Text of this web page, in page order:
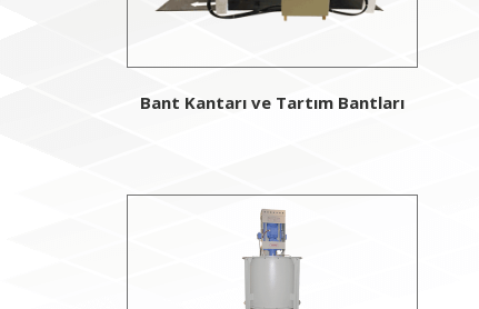
Bant Kantarı ve Tartım Bantları